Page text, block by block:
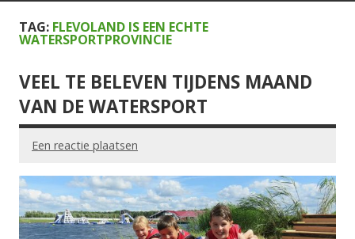
TAG: FLEVOLAND IS EEN ECHTE
WATERSPORTPROVINCIE
VEEL TE BELEVEN TIJDENS MAAND
VAN DE WATERSPORT
Een reactie plaatsen